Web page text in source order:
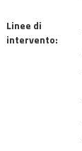
Linee di
intervento: